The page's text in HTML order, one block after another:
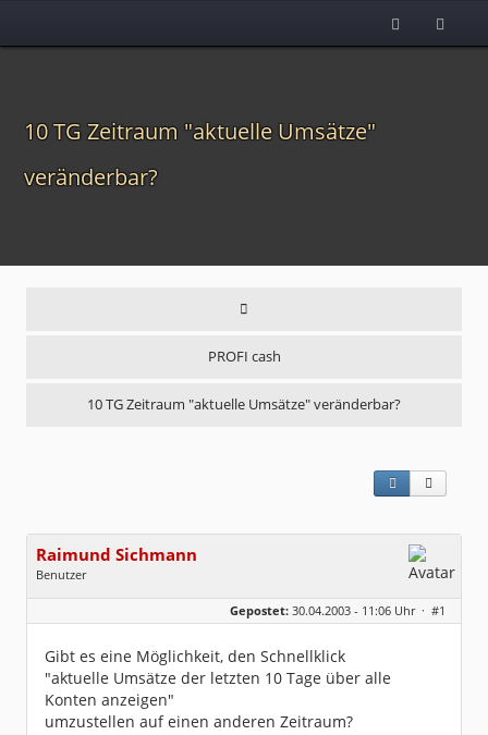
10 TG Zeitraum "aktuelle Umsätze"
veränderbar?
PROFI cash
10 TG Zeitraum "aktuelle Umsätze" veränderbar?
Raimund Sichmann
Benutzer
Geschlecht:
keine Angabe
Dabei seit:
08 / 2002
Gepostet: 30.04.2003 - 11:06 Uhr · #1
Gibt es eine Möglichkeit, den Schnellklick
"aktuelle Umsätze der letzten 10 Tage über alle
Konten anzeigen"
umzustellen auf einen anderen Zeitraum?